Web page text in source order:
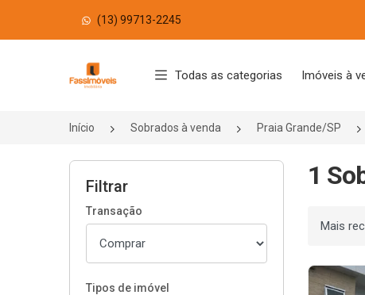
(13) 99713-2245
Página inicial
Todas as categorias Imóveis à
Início Sobrados à venda Praia Grande/SP
Filtrar
Transação
Tipos de imóvel
1
Ordenar